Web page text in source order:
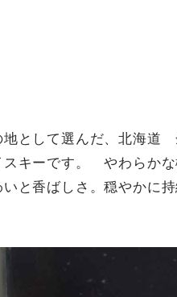
として選んだ、北海道
キーです。 やわらか
と香ばしさ。穏やかに